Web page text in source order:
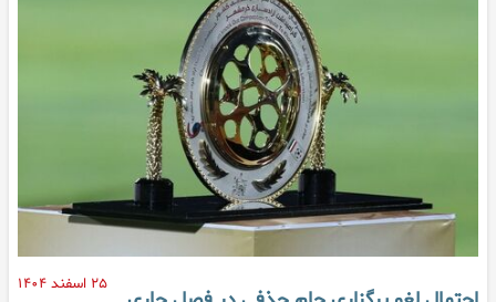
۲۵ اسفند ۱۴۰۴